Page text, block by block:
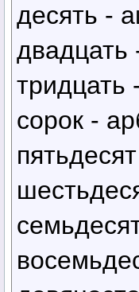
десять -
двадцать
тридцать
сорок -